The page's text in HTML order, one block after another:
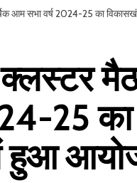
आम सभा वर्ष 2024-25 का
25
हुआ